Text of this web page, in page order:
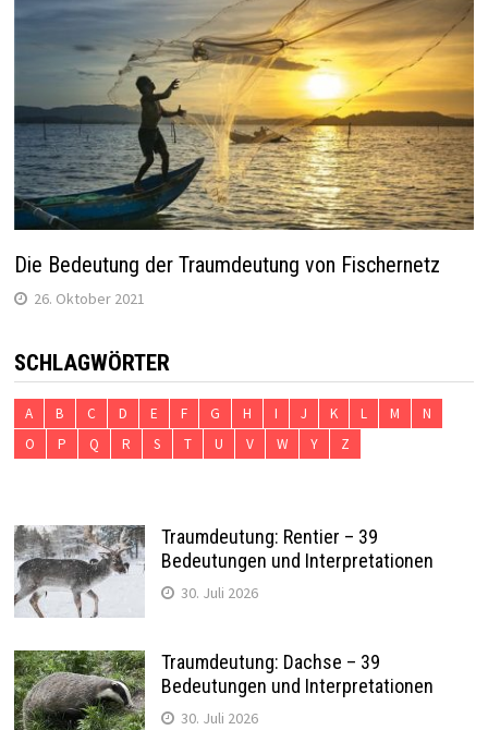
Die Bedeutung der Traumdeutung von Fischernetz
26. Oktober 2021
SCHLAGWÖRTER
A B C D E F G H I J K L M
N
O
P Q R S T U V W Y Z
Traumdeutung: Rentier – 39
Bedeutungen und Interpretationen
30. Juli 2026
Traumdeutung: Dachse – 39
Bedeutungen und Interpretationen
30. Juli 2026